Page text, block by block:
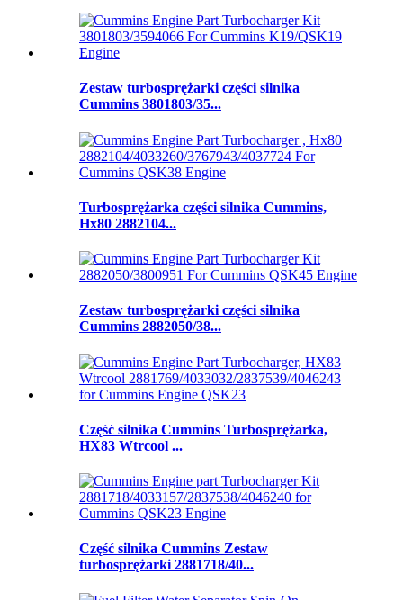
Zestaw turbosprężarki części silnika
Cummins 3801803/35...
Turbosprężarka części silnika Cummins,
Hx80 2882104...
Zestaw turbosprężarki części silnika
Cummins 2882050/38...
Część silnika Cummins Turbosprężarka,
HX83 Wtrcool ...
Część silnika Cummins Zestaw
turbosprężarki 2881718/40...